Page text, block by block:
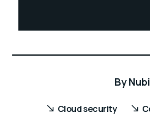
By
Cloud security